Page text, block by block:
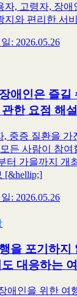
자, 고령자, 장애
지와 편리한 서
: 2026.05.26
애인은 즐길
한 요점 해
중증 질환을 가
든 사람이 참여
터 가을까지 개
[&hellip;]
: 2026.05.26
을 포기하지
대응하는
애인을 위한 여